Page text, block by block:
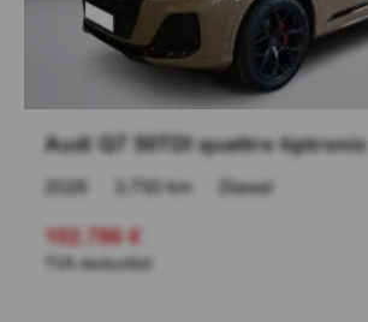
Audi Q7 50TDI quattro tiptronic
2026 3.750 km Diesel
102.786 €
TVA deductibil